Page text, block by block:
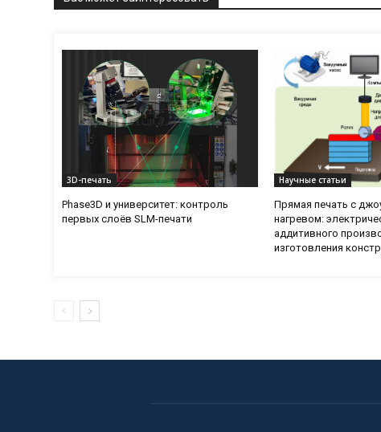
3D-печать
Phase3D и университет: контроль
первых слоёв SLM-печати
Научные статьи
Прямая печать с
нагревом:
аддитивного
изготовления